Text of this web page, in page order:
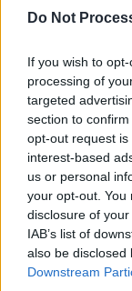
Do Not
If you wish to
processing of
targeted
section to
opt-out request
interest-based
us or personal
your opt-out. You
disclosure of
IAB’s list of
also be disclosed
Downstream
Κόσμος|
Ταξίδι -
ζευγάρι:
συνελήφθη
Παρά την
προέβαλε
οι αρχές
τους